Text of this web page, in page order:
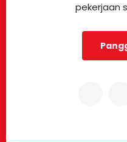
pekerjaan